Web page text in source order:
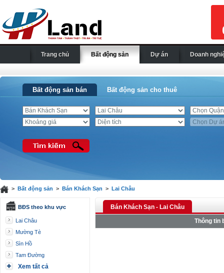
Trang chủ Bất động sản Dự án Doanh
Bất động sản bán Bất động sản cho thuê
> Bất động sản > Bán Khách Sạn > Lai Châu
BĐS theo khu vực
Lai Châu
Mường Tè
Sìn Hồ
Tam Đường
Xem tất cả
Bán Khách Sạn - Lai Châu
Thông tin